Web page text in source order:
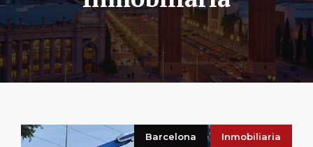
Barcelona Inmobiliaria